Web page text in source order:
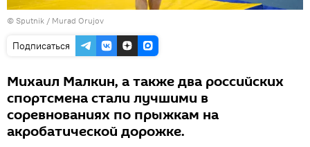
© Sputnik / Murad Orujov
Подписаться
Михаил Малкин, а также два российских
спортсмена стали лучшими в
соревнованиях по прыжкам на
акробатической дорожке.